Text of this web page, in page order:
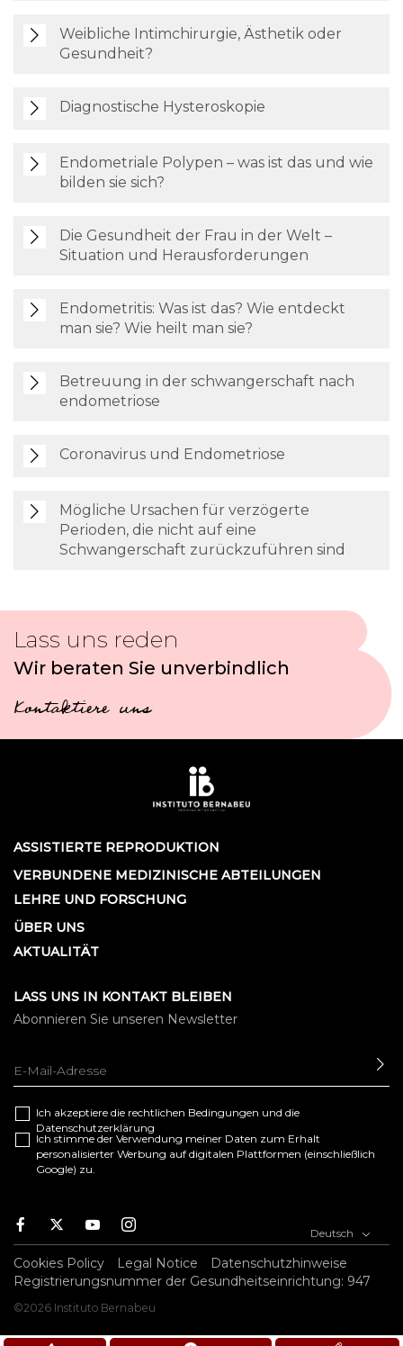
Weibliche Intimchirurgie, Ästhetik oder
Gesundheit?
Diagnostische Hysteroskopie
Endometriale Polypen – was ist das und wie
bilden sie sich?
Die Gesundheit der Frau in der Welt –
Situation und Herausforderungen
Endometritis: Was ist das? Wie entdeckt
man sie? Wie heilt man sie?
Betreuung in der schwangerschaft nach
endometriose
Coronavirus und Endometriose
Mögliche Ursachen für verzögerte
Perioden, die nicht auf eine
Schwangerschaft zurückzuführen sind
Lass uns reden
Wir beraten Sie unverbindlich
Kontaktiere uns
ASSISTIERTE REPRODUKTION
VERBUNDENE MEDIZINISCHE ABTEILUNGEN
LEHRE UND FORSCHUNG
ÜBER UNS
AKTUALITÄT
LASS UNS IN KONTAKT BLEIBEN
Abonnieren Sie unseren Newsletter
Ich akzeptiere die rechtlichen Bedingungen und die
Datenschutzerklärung
Ich stimme der Verwendung meiner Daten zum Erhalt
personalisierter Werbung auf digitalen Plattformen (einschließlich
Google) zu.
a
c
e
o
o
w
t
e
r
Y
o
u
t
b
e
I
n
s
t
g
r
Deutsch
Cookies Policy Legal Notice
Datenschutzhinweise
Registrierungsnummer der Gesundheitseinrichtung: 947
©2026 Instituto Bernabeu